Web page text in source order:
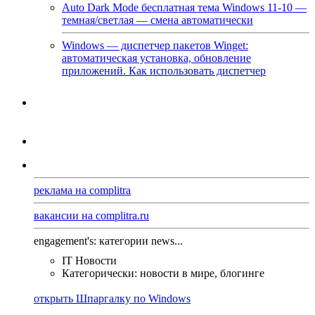
Auto Dark Mode бесплатная тема Windows 11-10 —
темная/светлая — смена автоматически
Windows — диспетчер пакетов Winget:
автоматическая установка, обновление
приложений. Как использовать диспетчер
реклама на complitra
вакансии на complitra.ru
engagement's: категории news...
IT Новости
Категорически: новости в мире, блогинге
открыть Шпаргалку по Windows